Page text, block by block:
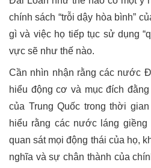
chính sách “trỗi dậy hòa bình”
gì và việc họ tiếp tục sử dụng
vực sẽ như thế nào.
Cần nhìn nhận rằng các nước
hiểu động cơ và mục đích
của Trung Quốc trong thời
hiểu rằng các nước láng
quan sát mọi động thái của họ,
nghĩa và sự chân thành của